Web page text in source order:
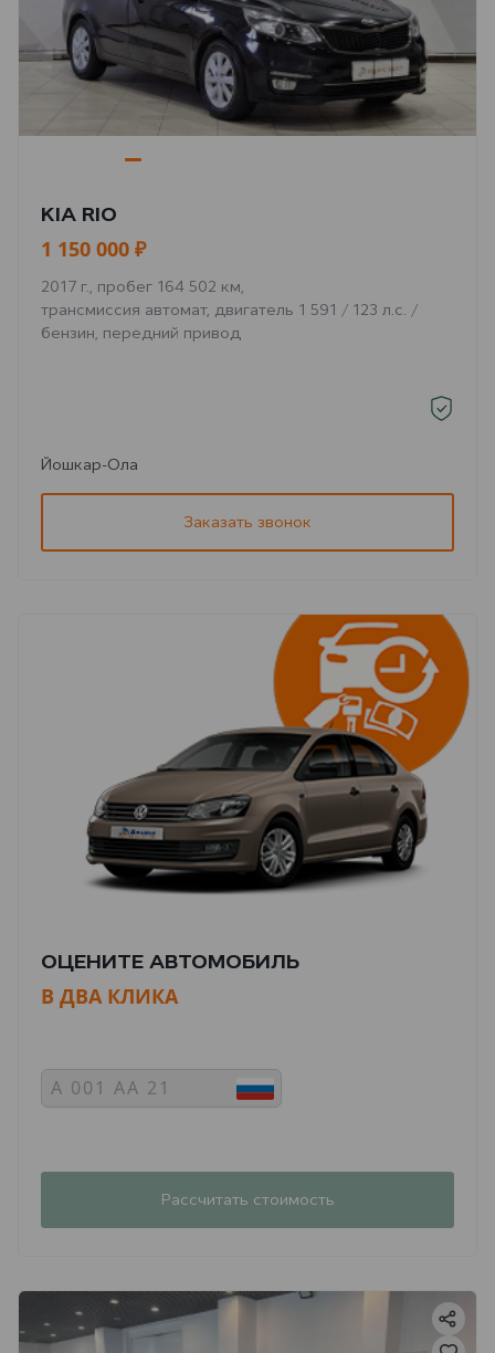
KIA RIO
1 150 000 ₽
2017 г., пробег 164 502 км,
трансмиссия автомат, двигатель 1 591 / 123 л.с. /
бензин, передний привод
Йошкар-Ола
Заказать звонок
ОЦЕНИТЕ АВТОМОБИЛЬ
В ДВА КЛИКА
Рассчитать стоимость